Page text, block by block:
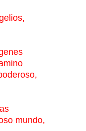
mundo,